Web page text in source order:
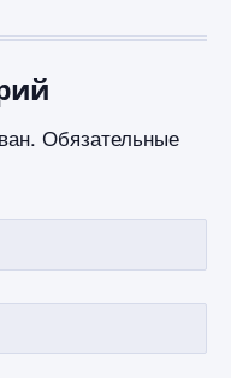
Обязательные